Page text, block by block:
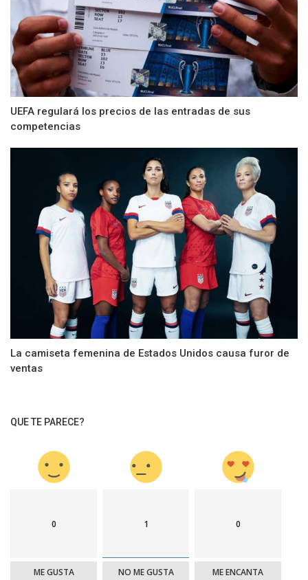
UEFA regulará los precios de las entradas de sus
competencias
La camiseta femenina de Estados Unidos causa furor de
ventas
QUE TE PARECE?
0
ME GUSTA
1
NO ME GUSTA
0
ME ENCANTA